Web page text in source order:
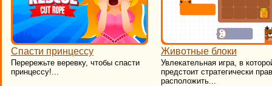
Спасти принцессу
Перережьте веревку, чтобы спасти
принцессу!...
Животные блоки
Увлекательная игра, в
предстоит стратегически
расположить...